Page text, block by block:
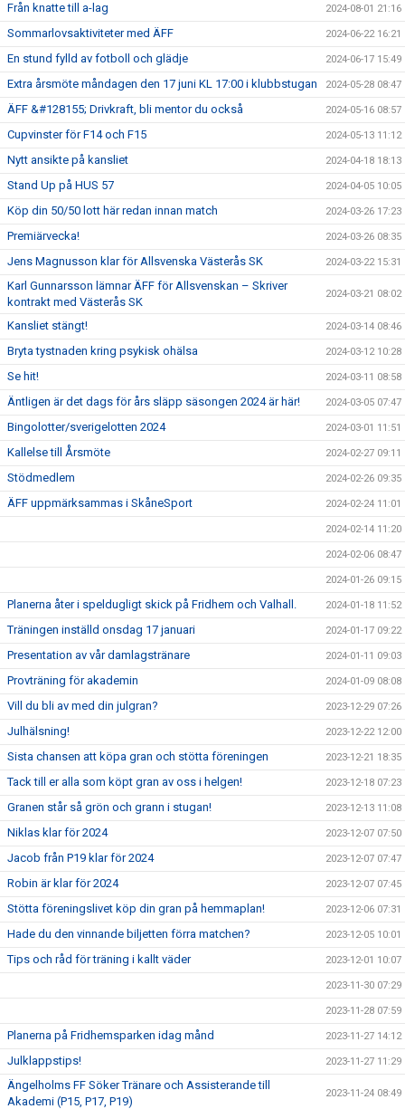
Från knatte till a-lag 2024-08-01 21:16
Sommarlovsaktiviteter med ÄFF 2024-06-22 16:21
En stund fylld av fotboll och glädje 2024-06-17 15:49
Extra årsmöte måndagen den 17 juni KL 17:00 i klubbstugan 2024-05-28 08:47
ÄFF &#128155; Drivkraft, bli mentor du också 2024-05-16 08:57
Cupvinster för F14 och F15 2024-05-13 11:12
Nytt ansikte på kansliet 2024-04-18 18:13
Stand Up på HUS 57 2024-04-05 10:05
Köp din 50/50 lott här redan innan match 2024-03-26 17:23
Premiärvecka! 2024-03-26 08:35
Jens Magnusson klar för Allsvenska Västerås SK 2024-03-22 15:31
Karl Gunnarsson lämnar ÄFF för Allsvenskan – Skriver
kontrakt med Västerås SK
2024-03-21 08:02
Kansliet stängt! 2024-03-14 08:46
Bryta tystnaden kring psykisk ohälsa 2024-03-12 10:28
Se hit! 2024-03-11 08:58
Äntligen är det dags för års släpp säsongen 2024 är här! 2024-03-05 07:47
Bingolotter/sverigelotten 2024 2024-03-01 11:51
Kallelse till Årsmöte 2024-02-27 09:11
Stödmedlem 2024-02-26 09:35
ÄFF uppmärksammas i SkåneSport 2024-02-24 11:01
2024-02-14 11:20
2024-02-06 08:47
2024-01-26 09:15
Planerna åter i speldugligt skick på Fridhem och Valhall. 2024-01-18 11:52
Träningen inställd onsdag 17 januari 2024-01-17 09:22
Presentation av vår damlagstränare 2024-01-11 09:03
Provträning för akademin 2024-01-09 08:08
Vill du bli av med din julgran? 2023-12-29 07:26
Julhälsning! 2023-12-22 12:00
Sista chansen att köpa gran och stötta föreningen 2023-12-21 18:35
Tack till er alla som köpt gran av oss i helgen! 2023-12-18 07:23
Granen står så grön och grann i stugan! 2023-12-13 11:08
Niklas klar för 2024 2023-12-07 07:50
Jacob från P19 klar för 2024 2023-12-07 07:47
Robin är klar för 2024 2023-12-07 07:45
Stötta föreningslivet köp din gran på hemmaplan! 2023-12-06 07:31
Hade du den vinnande biljetten förra matchen? 2023-12-05 10:01
Tips och råd för träning i kallt väder 2023-12-01 10:07
2023-11-30 07:29
2023-11-28 07:59
Planerna på Fridhemsparken idag månd 2023-11-27 14:12
Julklappstips! 2023-11-27 11:29
Ängelholms FF Söker Tränare och Assisterande till
Akademi (P15, P17, P19)
2023-11-24 08:49